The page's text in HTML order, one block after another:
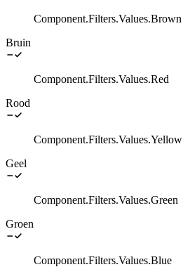
Component.Filters.Values.Brown
Bruin
Component.Filters.Values.Red
Rood
Component.Filters.Values.Yellow
Geel
Component.Filters.Values.Green
Groen
Component.Filters.Values.Blue